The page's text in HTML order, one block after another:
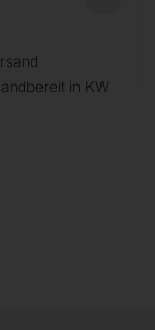
in KW